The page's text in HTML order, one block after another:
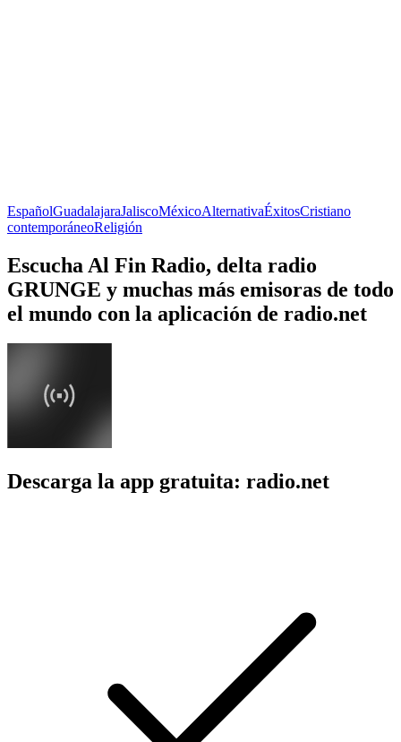
EspañolGuadalajaraJaliscoMéxicoAlternativaÉxitosCristiano
contemporáneoReligión
Escucha Al Fin Radio, delta radio
GRUNGE y muchas más emisoras de todo
el mundo con la aplicación de radio.net
Descarga la app gratuita: radio.net